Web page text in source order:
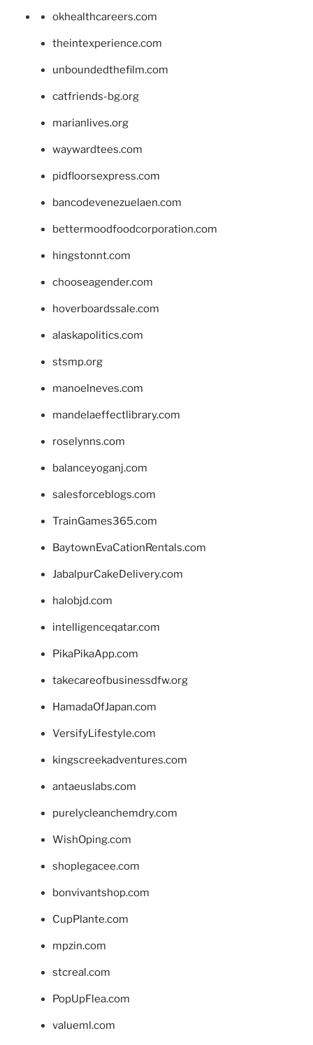
okhealthcareers.com
theintexperience.com
unboundedthefilm.com
catfriends-bg.org
marianlives.org
waywardtees.com
pidfloorsexpress.com
bancodevenezuelaen.com
bettermoodfoodcorporation.com
hingstonnt.com
chooseagender.com
hoverboardssale.com
alaskapolitics.com
stsmp.org
manoelneves.com
mandelaeffectlibrary.com
roselynns.com
balanceyoganj.com
salesforceblogs.com
TrainGames365.com
BaytownEvaCationRentals.com
JabalpurCakeDelivery.com
halobjd.com
intelligenceqatar.com
PikaPikaApp.com
takecareofbusinessdfw.org
HamadaOfJapan.com
VersifyLifestyle.com
kingscreekadventures.com
antaeuslabs.com
purelycleanchemdry.com
WishOping.com
shoplegacee.com
bonvivantshop.com
CupPlante.com
mpzin.com
stcreal.com
PopUpFlea.com
valueml.com